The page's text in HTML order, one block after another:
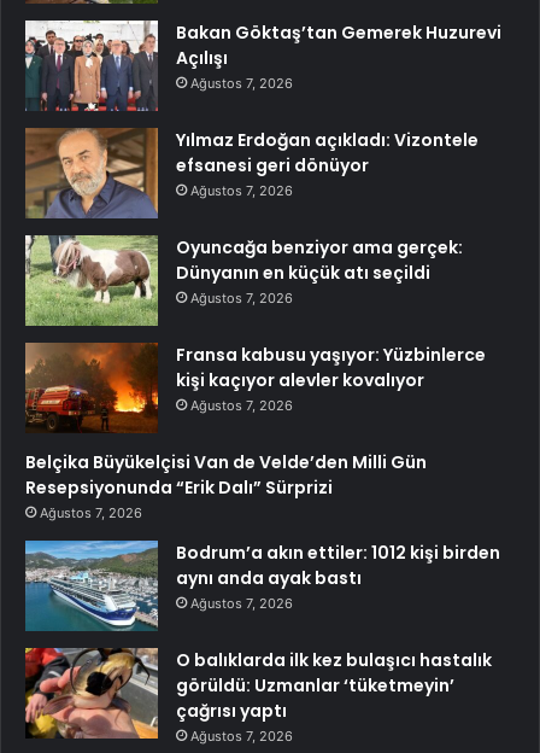
Bakan Göktaş’tan Gemerek Huzurevi
Açılışı
Ağustos 7, 2026
Yılmaz Erdoğan açıkladı: Vizontele
efsanesi geri dönüyor
Ağustos 7, 2026
Oyuncağa benziyor ama gerçek:
Dünyanın en küçük atı seçildi
Ağustos 7, 2026
Fransa kabusu yaşıyor: Yüzbinlerce
kişi kaçıyor alevler kovalıyor
Ağustos 7, 2026
Belçika Büyükelçisi Van de Velde’den Milli Gün
Resepsiyonunda “Erik Dalı” Sürprizi
Ağustos 7, 2026
Bodrum’a akın ettiler: 1012 kişi birden
aynı anda ayak bastı
Ağustos 7, 2026
O balıklarda ilk kez bulaşıcı hastalık
görüldü: Uzmanlar ‘tüketmeyin’
çağrısı yaptı
Ağustos 7, 2026